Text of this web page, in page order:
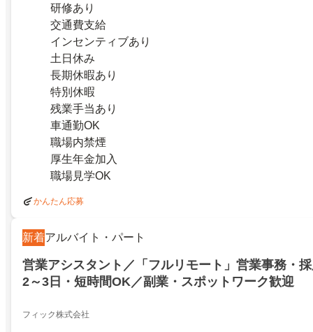
研修あり
交通費支給
インセンティブあり
土日休み
長期休暇あり
特別休暇
残業手当あり
車通勤OK
職場内禁煙
厚生年金加入
職場見学OK
かんたん応募
新着アルバイト・パート
営業アシスタント／「フルリモート」営業事務・
2～3日・短時間OK／副業・スポットワーク歓迎
フィック株式会社